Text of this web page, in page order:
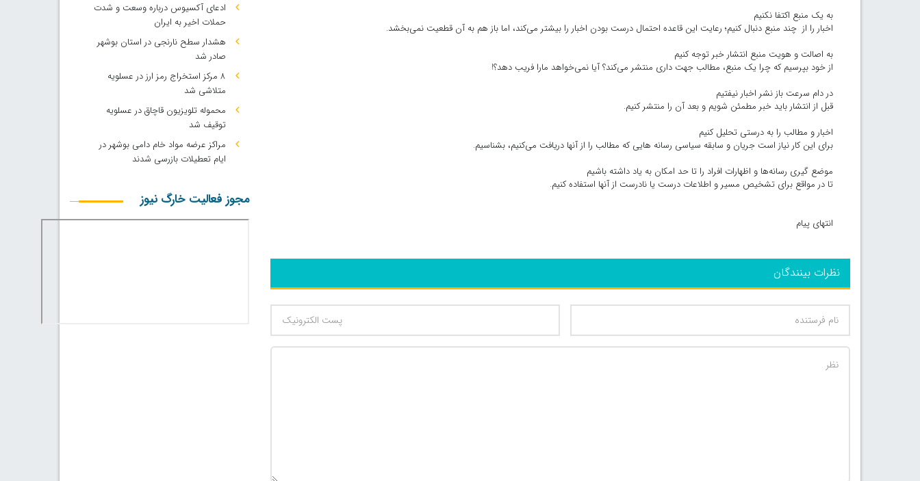
به یک منبع اکتفا نکنیم
اخبار را از چند منبع دنبال کنیم؛ رعایت این قاعده احتمال درست بودن اخبار را بیشتر می‌کند، اما باز هم به آن قطعیت نمی‌بخشد.
به اصالت و هویت منبع انتشار خبر توجه کنیم
از خود بپرسیم که چرا یک منبع، مطالب جهت داری منتشر می‌کند؟ آیا نمی‌خواهد مارا فریب دهد؟!
در دام سرعت باز نشر اخبار نیفتیم
قبل از انتشار باید خبر مطمئن شویم و بعد آن را منتشر کنیم.
اخبار و مطالب را به درستی تحلیل کنیم
برای این کار نیاز است جریان و سابقه سیاسی رسانه هایی که مطالب را از آنها دریافت می‌کنیم، بشناسیم.
موضع گیری رسانه‌ها و اظهارات افراد را تا حد امکان به یاد داشته باشیم
تا در مواقع برای تشخیص مسیر و اطلاعات درست یا نادرست از آنها استفاده کنیم.
انتهای پیام
نظرات بینندگان
ادعای آکسیوس درباره وسعت و شدت
حملات اخیر به ایران
هشدار سطح نارنجی در استان بوشهر
صادر شد
۸ مرکز استخراج رمز ارز در عسلویه
متلاشی شد
محموله تلویزیون قاچاق در عسلویه
توقیف شد
مراکز عرضه مواد خام دامی بوشهر در
ایام تعطیلات بازرسی شدند
مجوز فعالیت خارگ نیوز